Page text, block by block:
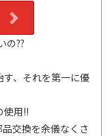
の??
、それを第一に優
用!!
交換を余儀なくさ